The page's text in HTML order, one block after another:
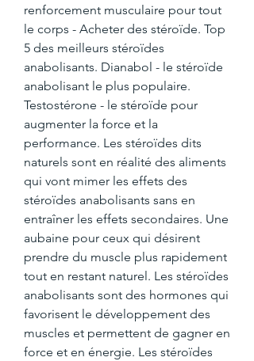
renforcement musculaire pour tout
le corps - Acheter des stéroïde. Top
5 des meilleurs stéroïdes
anabolisants. Dianabol - le stéroïde
anabolisant le plus populaire.
Testostérone - le stéroïde pour
augmenter la force et la
performance. Les stéroïdes dits
naturels sont en réalité des aliments
qui vont mimer les effets des
stéroïdes anabolisants sans en
entraîner les effets secondaires. Une
aubaine pour ceux qui désirent
prendre du muscle plus rapidement
tout en restant naturel. Les stéroïdes
anabolisants sont des hormones qui
favorisent le développement des
muscles et permettent de gagner en
force et en énergie. Les stéroïdes